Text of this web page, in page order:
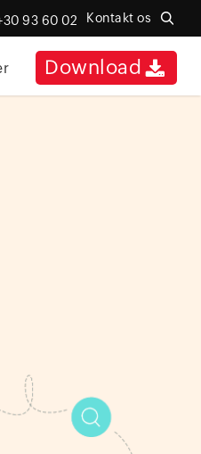
93 60 02 Kontakt os
Download